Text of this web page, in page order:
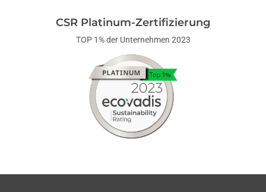
CSR Platinum-Zertifizierung
TOP 1% der Unternehmen 2023